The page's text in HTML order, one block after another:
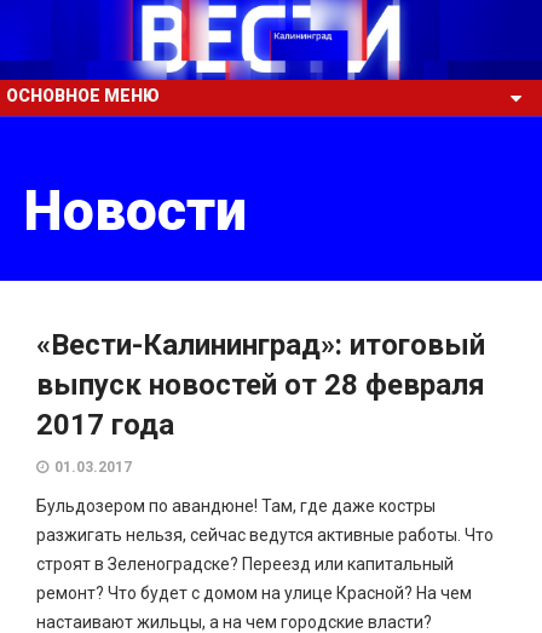
ОСНОВНОЕ МЕНЮ
Новости
«Вести-Калининград»: итоговый
выпуск новостей от 28 февраля
2017 года
01.03.2017
Бульдозером по авандюне! Там, где даже костры
разжигать нельзя, сейчас ведутся активные работы. Что
строят в Зеленоградске? Переезд или капитальный
ремонт? Что будет с домом на улице Красной? На чем
настаивают жильцы, а на чем городские власти?